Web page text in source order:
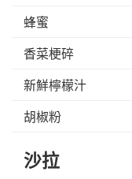
蜂蜜
香菜梗碎
新鮮檸檬汁
胡椒粉
沙拉